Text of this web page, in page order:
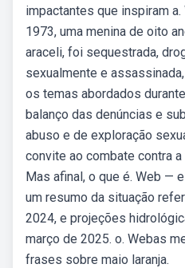
impactantes que inspiram
1973, uma menina de oito
araceli, foi sequestrada,
sexualmente e
os temas abordados
balanço das denúncias e
abuso e de exploração
convite ao combate contra
Mas afinal, o que é. Web —
um resumo da situação
2024, e projeções
março de 2025. o. Webas
frases sobre maio laranja.